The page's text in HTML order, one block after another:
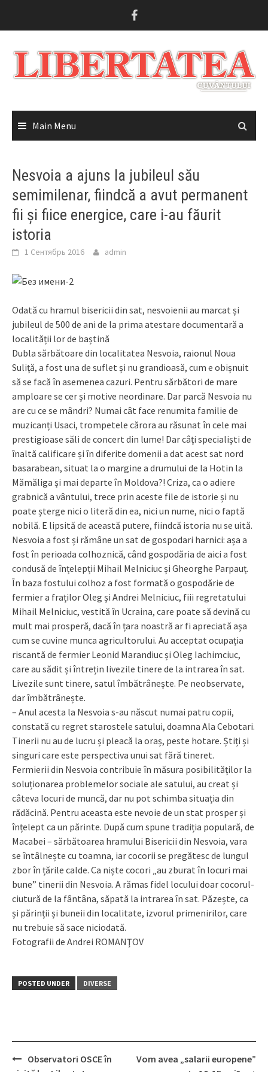
Main Menu
Nesvoia a ajuns la jubileul său
semimilenar, fiindcă a avut permanent
fii și fiice energice, care i-au făurit
istoria
1 Сентябрь 2016 admin
Odată cu hramul bisericii din sat, nesvoienii au marcat și
jubileul de 500 de ani de la prima atestare documentară a
localității lor de baștină
Dubla sărbătoare din localitatea Nesvoia, raionul Noua
Suliţă, a fost una de suflet și nu grandioasă, cum e obișnuit
să se facă în asemenea cazuri. Pen­tru sărbători de mare
amploare se cer și motive neordinare. Dar parcă Nesvoia nu
are cu ce se mândri? Numai cât face renumita familie de
muzicanți Usaci, trompetele cărora au răsunat în cele mai
prestigioase săli de concert din lume! Dar câți specialiști de
înaltă calificare și în diferite domenii a dat acest sat nord
basarabean, situat la o margine a drumului de la Hotin la
Mămăliga și mai departe în Moldova?! Criza, ca o adiere
grabnică a vântului, trece prin aceste file de istorie și nu
poate șterge nici o literă din ea, nici un nume, nici o faptă
nobilă. E lipsită de această putere, fiindcă istoria nu se uită.
Nesvoia a fost și rămâne un sat de gospodari harnici: așa a
fost în perioada colhoznică, când gospodăria de aici a fost
condusă de înțelepții Mihail Melniciuc și Gheorghe Parpauț.
În baza fostului colhoz a fost formată o gospodărie de
fermier a fraților Oleg și Andrei Melniciuc, fiii regretatului
Mihail Melniciuc, vestită în Ucraina, care poate să devină cu
mult mai prosperă, dacă în țara noastră ar fi apreciată așa
cum se cuvine munca agricultorului. Au acceptat ocupația
riscantă de fermier Leonid Marandiuc și Oleg Iachimciuc,
care au sădit și întrețin livezile tinere de la intrarea în sat.
Livezile sunt tinere, satul îmbătrânește. Pe neobservate,
dar îmbătrânește.
– Anul acesta la Nesvoia s-au născut numai patru copii,
constată cu regret starostele satului, doamna Ala Cebotari.
Tinerii nu au de lucru și pleacă la oraș, peste hotare. Știți și
singuri care este perspectiva unui sat fără tineret.
Fermierii din Nesvoia contribuie în măsura posibil­ităților la
soluționarea problemelor sociale ale satului, au creat și
câteva locuri de muncă, dar nu pot schimba situația din
rădăcină. Pentru aceasta este nevoie de un stat prosper și
înțelept ca un părinte. După cum spune tradiția populară, de
Macabei – sărbătoarea hramului Bisericii din Nesvoia, vara
se întâlnește cu toamna, iar cocorii se pregătesc de lungul
zbor în țările calde. Ca niște cocori „au zburat în locuri mai
bune” tinerii din Nesvoia. A rămas fidel locului doar cocorul-
ciutură de la fântâna, săpată la intrarea în sat. Păzește, ca
și părinții și buneii din localitate, izvorul primenirilor, care
nu trebuie să sace niciodată.
Fotografii de Andrei ROMANŢOV
POSTED UNDER DIVERSE
Observatori OSCE în
Vom avea „salarii europene”